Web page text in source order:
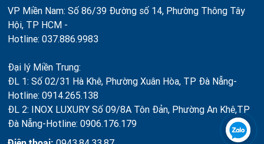
VP Miền Nam: Số 86/39 Đường số 14, Phường Thông Tây
Hội, TP HCM -
Hotline: 037.886.9983
Đại lý Miền Trung:
ĐL 1: Số 02/31 Hà Khê, Phường Xuân Hòa, TP Đà Nẵng-
Hotline: 0914.265.138
ĐL 2: INOX LUXURY Số 09/8A Tôn Đản, Phường An Khê,TP
Đà Nẵng-Hotline: 0906.176.179